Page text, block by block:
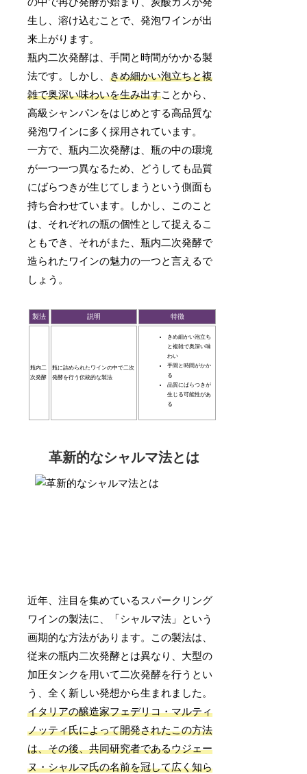
生し、溶け込むことで、発泡ワインが出
来上がります。
瓶内二次発酵は、手間と時間がかかる製
法です。しかし、きめ細かい泡立ちと複
雑で奥深い味わいを生み出すことから、
高級シャンパンをはじめとする高品質な
発泡ワインに多く採用されています。
一方で、瓶内二次発酵は、瓶の中の環境
が一つ一つ異なるため、どうしても品質
にばらつきが生じてしまうという側面も
持ち合わせています。しかし、このこと
は、それぞれの瓶の個性として捉えるこ
ともでき、それがまた、瓶内二次発酵で
造られたワインの魅力の一つと言えるで
しょう。
製法 説明 特徴
瓶内二
次発酵
瓶に詰められたワインの中で二次
発酵を行う伝統的な製法
きめ細かい泡立ち
と複雑で奥深い味
わい
手間と時間がかか
る
品質にばらつきが
生じる可能性があ
る
革新的なシャルマ法とは
近年、注目を集めているスパークリング
ワインの製法に、「シャルマ法」という
画期的な方法があります。この製法は、
従来の瓶内二次発酵とは異なり、大型の
加圧タンクを用いて二次発酵を行うとい
う、全く新しい発想から生まれました。
イタリアの醸造家フェデリコ・マルティ
ノッティ氏によって開発されたこの方法
は、その後、共同研究者であるウジェー
ヌ・シャルマ氏の名前を冠して広く知ら